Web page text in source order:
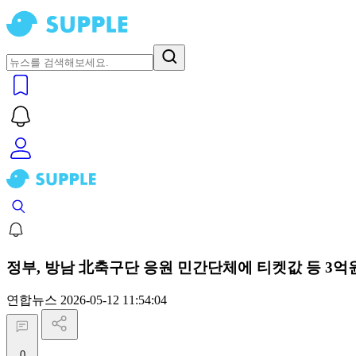
정부, 방남 北축구단 응원 민간단체에 티켓값 등 3억
연합뉴스 2026-05-12 11:54:04